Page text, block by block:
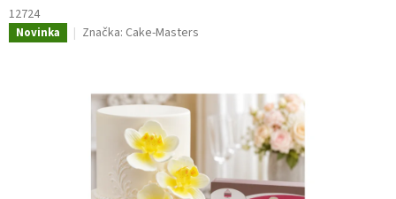
12724
Novinka Značka: Cake-Masters